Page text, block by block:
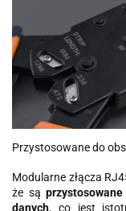
Przystosowane do
Modularne złącza
że są
danych, co jest